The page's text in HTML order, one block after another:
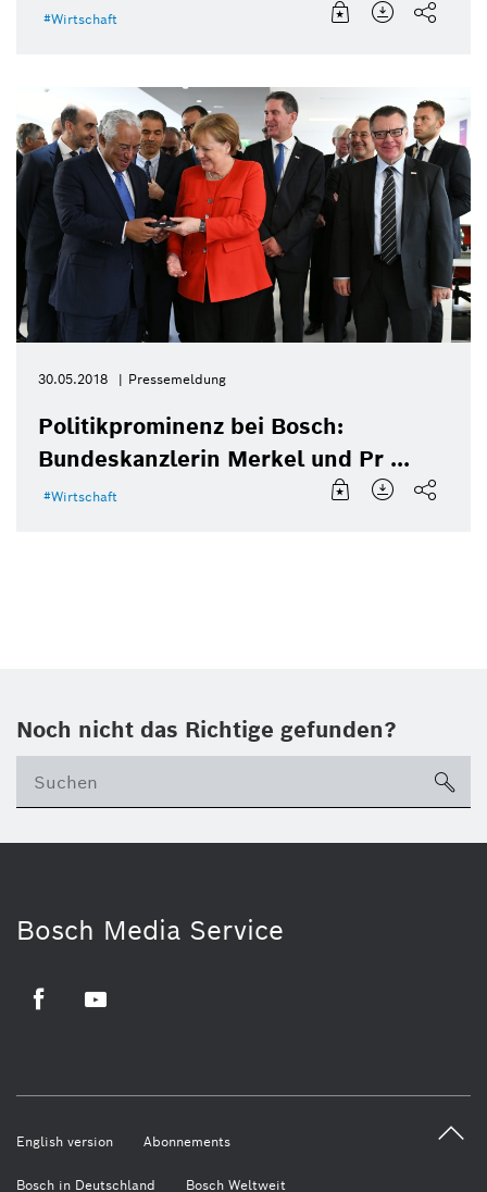
Wirtschaft
30.05.2018 Pressemeldung
Politikprominenz bei Bosch:
Bundeskanzlerin Merkel und Pr ...
Wirtschaft
Noch nicht das Richtige gefunden?
Bosch Media Service
English version Abonnements
Bosch in Deutschland Bosch Weltweit